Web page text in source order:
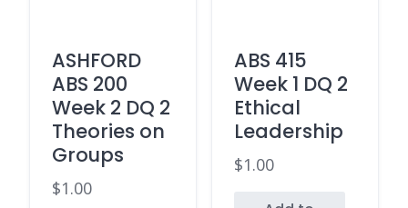
ASHFORD
ABS 200
Week 2 DQ 2
Theories on
Groups
$1.00
ABS 415
Week 1 DQ 2
Ethical
Leadership
$1.00